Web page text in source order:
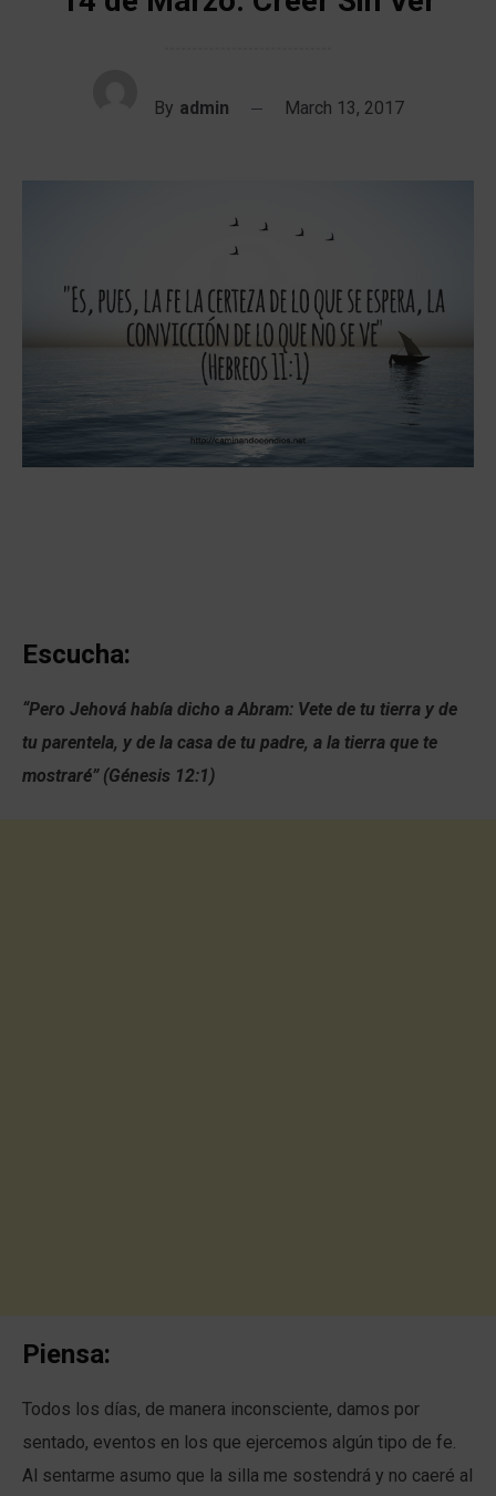
By admin March 13, 2017
Escucha:
“Pero Jehová había dicho a Abram: Vete de tu tierra y de
tu parentela, y de la casa de tu padre, a la tierra que te
mostraré” (Génesis 12:1)
Piensa:
Todos los días, de manera inconsciente, damos por
sentado, eventos en los que ejercemos algún tipo de fe.
Al sentarme asumo que la silla me sostendrá y no caeré al